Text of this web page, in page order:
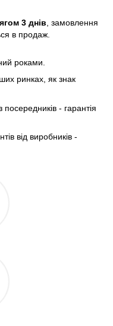
3 днів , замовлення
в продаж.
роками.
ринках, як знак
посередників - гарантія
від виробників -